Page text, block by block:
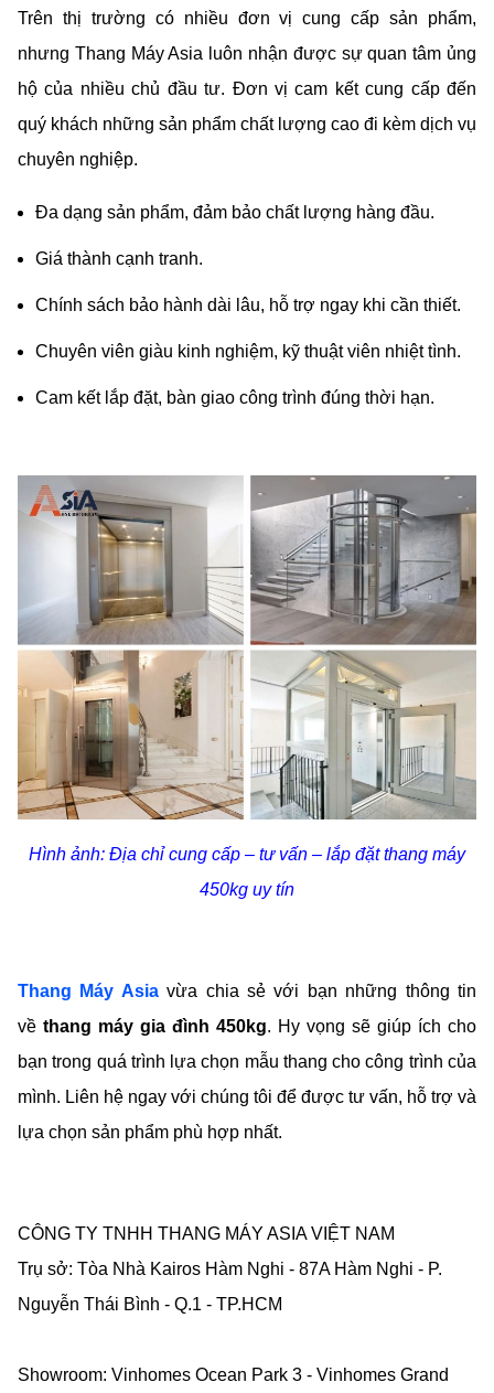
Trên thị trường có nhiều đơn vị cung cấp sản phẩm,
nhưng Thang Máy Asia luôn nhận được sự quan tâm ủng
hộ của nhiều chủ đầu tư. Đơn vị cam kết cung cấp đến
quý khách những sản phẩm chất lượng cao đi kèm dịch vụ
chuyên nghiệp.
Đa dạng sản phẩm, đảm bảo chất lượng hàng đầu.
Giá thành cạnh tranh.
Chính sách bảo hành dài lâu, hỗ trợ ngay khi cần thiết.
Chuyên viên giàu kinh nghiệm, kỹ thuật viên nhiệt tình.
Cam kết lắp đặt, bàn giao công trình đúng thời hạn.
Hình ảnh: Địa chỉ cung cấp – tư vấn – lắp đặt thang máy
450kg uy tín
Thang Máy Asiavừa chia sẻ với bạn những thông tin
về thang máy gia đình 450kg. Hy vọng sẽ giúp ích cho
bạn trong quá trình lựa chọn mẫu thang cho công trình của
mình. Liên hệ ngay với chúng tôi để được tư vấn, hỗ trợ và
lựa chọn sản phẩm phù hợp nhất.
CÔNG TY TNHH THANG MÁY ASIA VIỆT NAM
Trụ sở: Tòa Nhà Kairos Hàm Nghi - 87A Hàm Nghi - P.
Nguyễn Thái Bình - Q.1 - TP.HCM
Showroom: Vinhomes Ocean Park 3 - Vinhomes Grand